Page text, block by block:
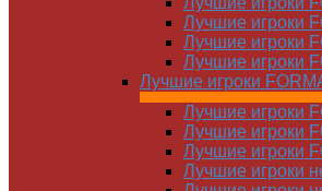
Лучшие игроки
Лучшие игроки
Лучшие игроки
Лучшие игроки
Лучшие игроки
Лучшие игроки
Лучшие игроки
Лучшие игроки